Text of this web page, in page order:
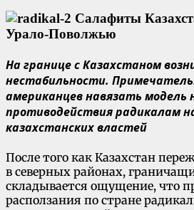
На границе с Казахстаном
нестабильности.
американцев навязать модель
противодействия радикалам
казахстанских властей
После того как Казахстан
в северных районах,
складывается ощущение, что
расползания по стране